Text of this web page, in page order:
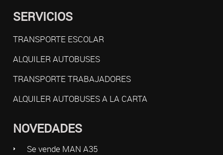
SERVICIOS
TRANSPORTE ESCOLAR
ALQUILER AUTOBUSES
TRANSPORTE TRABAJADORES
ALQUILER AUTOBUSES A LA CARTA
NOVEDADES
Se vende MAN A35